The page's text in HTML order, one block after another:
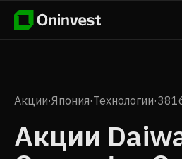
Акции·Япония·Технологии·
Акции